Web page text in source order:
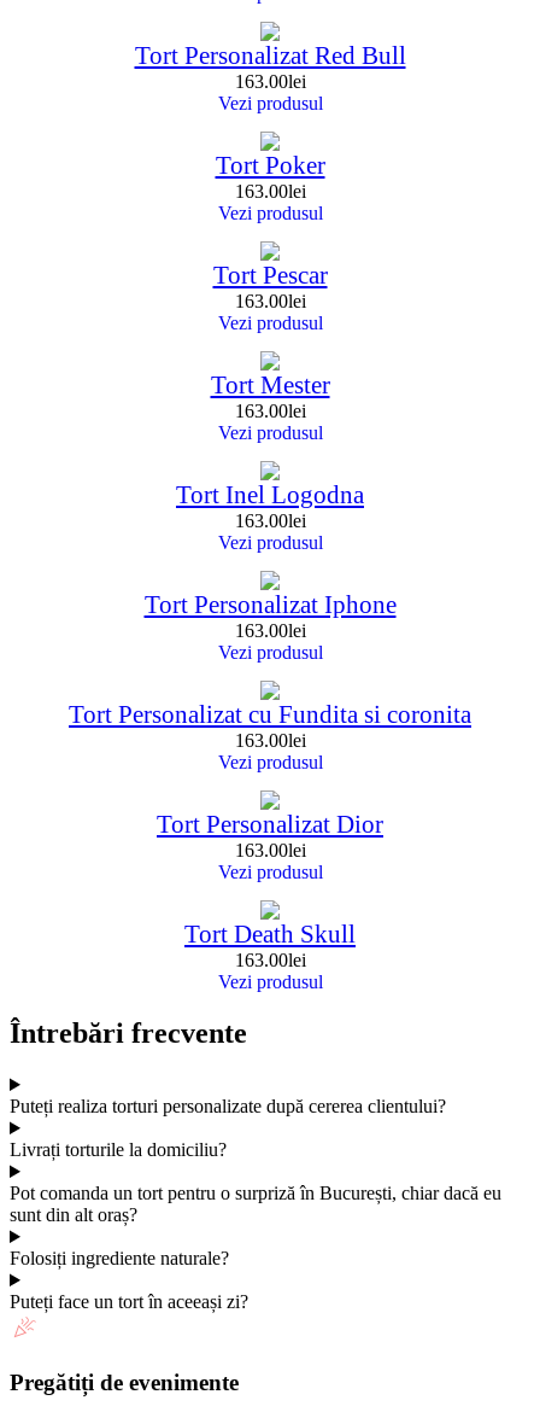
Tort Personalizat Red Bull
163.00lei
Vezi produsul
Tort Poker
163.00lei
Vezi produsul
Tort Pescar
163.00lei
Vezi produsul
Tort Mester
163.00lei
Vezi produsul
Tort Inel Logodna
163.00lei
Vezi produsul
Tort Personalizat Iphone
163.00lei
Vezi produsul
Tort Personalizat cu Fundita si coronita
163.00lei
Vezi produsul
Tort Personalizat Dior
163.00lei
Vezi produsul
Tort Death Skull
163.00lei
Vezi produsul
Întrebări frecvente
Puteți realiza torturi personalizate după cererea clientului?
Livrați torturile la domiciliu?
Pot comanda un tort pentru o surpriză în București, chiar dacă eu
sunt din alt oraș?
Folosiți ingrediente naturale?
Puteți face un tort în aceeași zi?
Pregătiți de evenimente